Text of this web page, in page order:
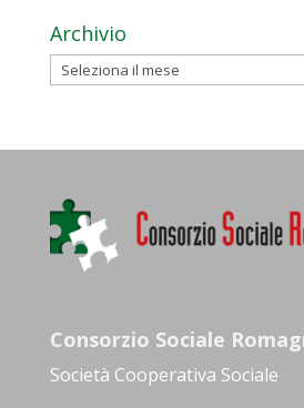
Archivio
Archivio
Consorzio Sociale
Società Cooperativa Sociale